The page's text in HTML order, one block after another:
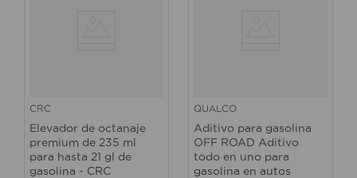
CRC
Elevador de octanaje
premium de 235 ml
para hasta 21 gl de
gasolina - CRC
QUALCO
Aditivo para gasolina
OFF ROAD Aditivo
todo en uno para
gasolina en autos